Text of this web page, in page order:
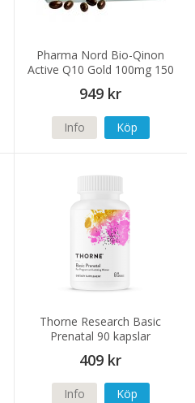
Pharma Nord Bio-Qinon
Active Q10 Gold 100mg 150
kapslar
949 kr
Info Köp
Thorne Research Basic
Prenatal 90 kapslar
409 kr
Info Köp